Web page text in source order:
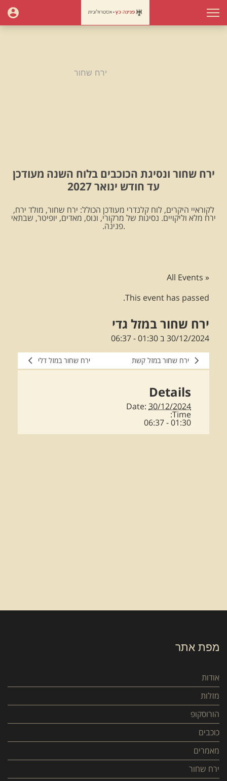
ירח שחור
ירח שחור ונסיגת הכוכבים בלוח השנה מעודכן
עד חודש ינואר 2027
לקוראיי היקרים, לוח קלנדרי מעודכן הכולל: ירח שחור, מולד ירח,
ירח מלא וליקויים. נסיגות של מרקורי, ונוס, מאדים, יופיטר, שבתאי
.פנינה.
« All Events
This event has passed.
ירח שחור במזל גדי
30/12/2024 ב 01:30 -
06:37
ירח שחור במזל קשת ירח שחור במזל דלי
Details
Date: 30/12/2024
Time:
01:30 - 06:37
מפת אתר
אודות
מזלות
הורוסקופ
כוכבים
מאמרים
ירח שחור